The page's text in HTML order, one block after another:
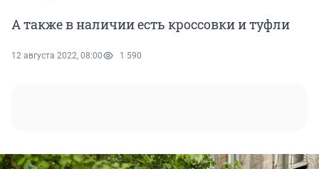
А также в наличии есть кроссовки и туфли
12 августа 2022, 08:00 1 590